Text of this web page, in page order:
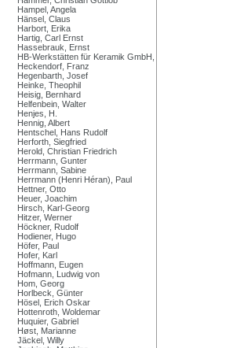
Hampel, Angela
Hänsel, Claus
Harbort, Erika
Hartig, Carl Ernst
Hassebrauk, Ernst
HB-Werkstätten für Keramik GmbH,
Heckendorf, Franz
Hegenbarth, Josef
Heinke, Theophil
Heisig, Bernhard
Helfenbein, Walter
Henjes, H.
Hennig, Albert
Hentschel, Hans Rudolf
Herforth, Siegfried
Herold, Christian Friedrich
Herrmann, Gunter
Herrmann, Sabine
Herrmann (Henri Héran), Paul
Hettner, Otto
Heuer, Joachim
Hirsch, Karl-Georg
Hitzer, Werner
Höckner, Rudolf
Hodiener, Hugo
Höfer, Paul
Hofer, Karl
Hoffmann, Eugen
Hofmann, Ludwig von
Hom, Georg
Horlbeck, Günter
Hösel, Erich Oskar
Hottenroth, Woldemar
Huquier, Gabriel
Høst, Marianne
Jäckel, Willy